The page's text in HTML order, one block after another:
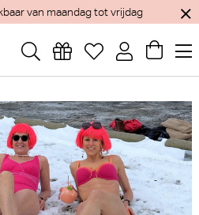
augustus - Webshop blijft open